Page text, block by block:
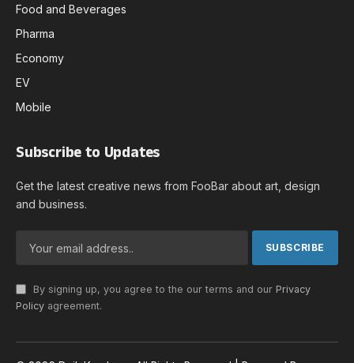
Food and Beverages
Pharma
Economy
EV
Mobile
Subscribe to Updates
Get the latest creative news from FooBar about art, design
and business.
By signing up, you agree to the our terms and our Privacy
Policy agreement.